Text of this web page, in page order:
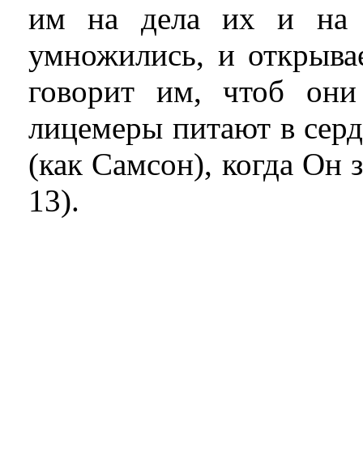
им на дела их и на
умножились, и
говорит им, чтоб
лицемеры питают в
(как Самсон), когда Он
13).